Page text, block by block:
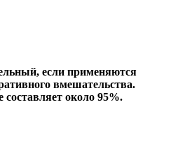
если применяются
вмешательства.
около 95%.